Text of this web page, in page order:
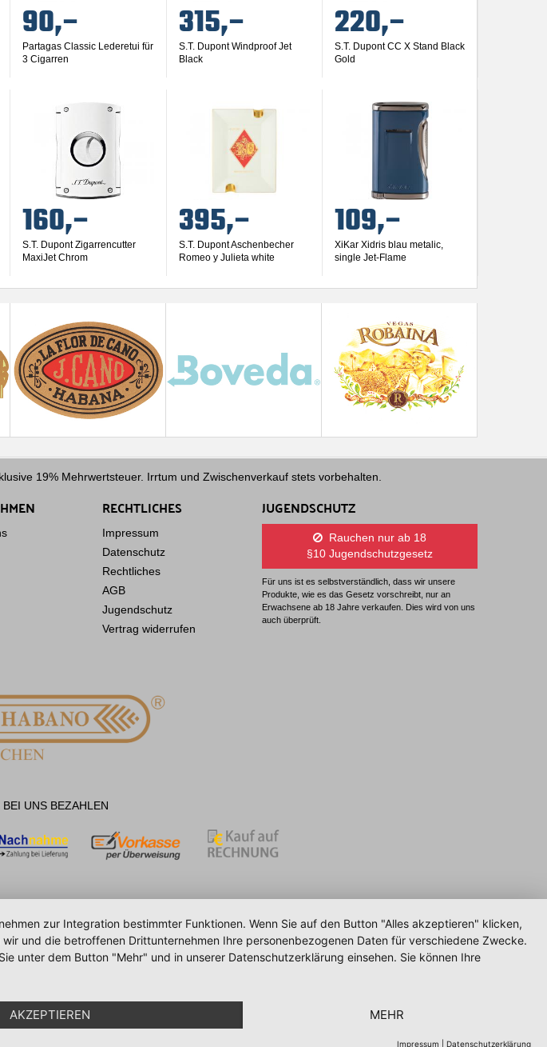
90,–
Partagas Classic Lederetui für
3 Cigarren
315,–
S.T. Dupont Windproof Jet
Black
220,–
S.T. Dupont CC X Stand Black
Gold
160,–
S.T. Dupont Zigarrencutter
MaxiJet Chrom
395,–
S.T. Dupont Aschenbecher
Romeo y Julieta white
109,–
XiKar Xidris blau metalic,
single Jet-Flame
19% Mehrwertsteuer. Irrtum und Zwischenverkauf stets vorbehalten.
RECHTLICHES
Impressum
Datenschutz
Rechtliches
AGB
Jugendschutz
Vertrag widerrufen
JUGENDSCHUTZ
Rauchen nur ab 18
§10 Jugendschutzgesetz
Für uns ist es selbstverständlich, dass wir unsere
Produkte, wie es das Gesetz vorschreibt, nur an
Erwachsene ab 18 Jahre verkaufen. Dies wird von uns
auch überprüft.
UNS BEZAHLEN
zur Integration bestimmter Funktionen. Wenn Sie auf den Button "Alles akzeptieren" klicken,
und die betroffenen Drittunternehmen Ihre personenbezogenen Daten für verschiedene Zwecke.
unter dem Button "Mehr" und in unserer Datenschutzerklärung einsehen. Sie können Ihre
AKZEPTIEREN MEHR
Impressum Datenschutzerklärung